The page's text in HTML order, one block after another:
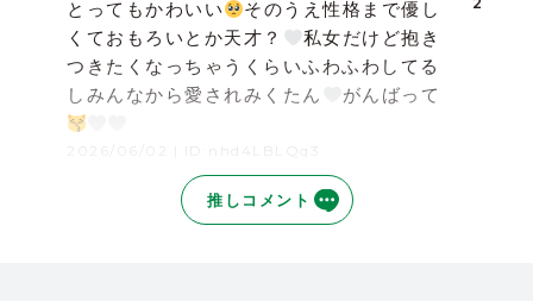
| ID:nhd4LBLQq3
とってもかわいい
そのうえ性格まで優し
くておもろいとか天才？
私女だけど抱き
つきたくなっちゃうくらいふわふわしてる
しみんなから愛されみくたん
がんばって
普段からホステスさんには、自分好みの女
性に当たることがほぼ無いのですが、
推しコメント